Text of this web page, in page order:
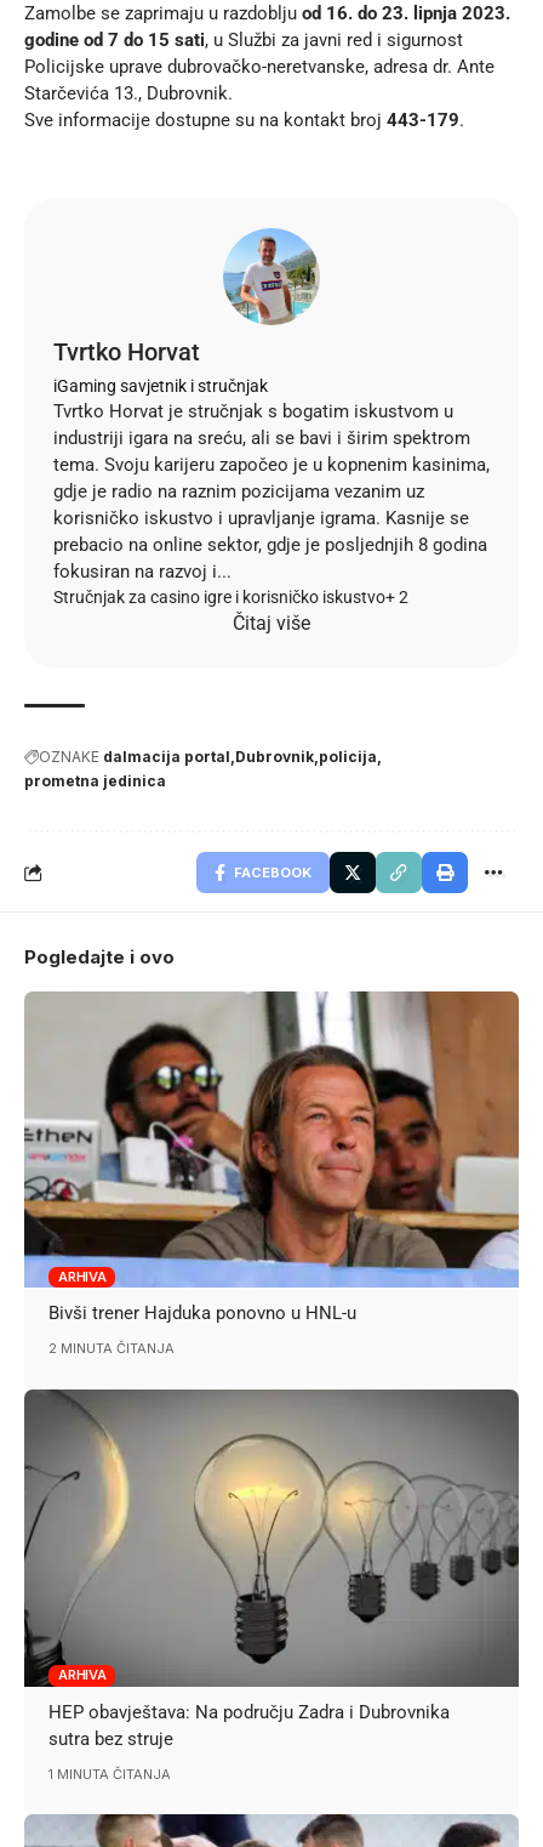
Zamolbe se zaprimaju u razdoblju od 16. do 23. lipnja 2023.
godine od 7 do 15 sati, u Službi za javni red i sigurnost
Policijske uprave dubrovačko-neretvanske, adresa dr. Ante
Starčevića 13., Dubrovnik.
Sve informacije dostupne su na kontakt broj 443-179.
Tvrtko Horvat
iGaming savjetnik i stručnjak
Tvrtko Horvat je stručnjak s bogatim iskustvom u
industriji igara na sreću, ali se bavi i širim spektrom
tema. Svoju karijeru započeo je u kopnenim kasinima,
gdje je radio na raznim pozicijama vezanim uz
korisničko iskustvo i upravljanje igrama. Kasnije se
prebacio na online sektor, gdje je posljednjih 8 godina
fokusiran na razvoj i...
Stručnjak za casino igre i korisničko iskustvo+ 2
Čitaj više
OZNAKE dalmacija portal Dubrovnik policija
prometna jedinica
FACEBOOK
Pogledajte i ovo
ARHIVA
Bivši trener Hajduka ponovno u HNL-u
2 MINUTA ČITANJA
ARHIVA
HEP obavještava: Na području Zadra i Dubrovnika
sutra bez struje
1 MINUTA ČITANJA